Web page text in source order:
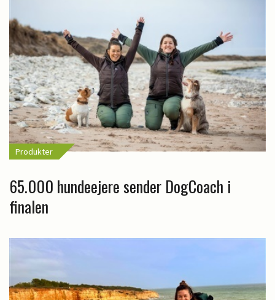
Produkter
65.000 hundeejere sender DogCoach i
finalen